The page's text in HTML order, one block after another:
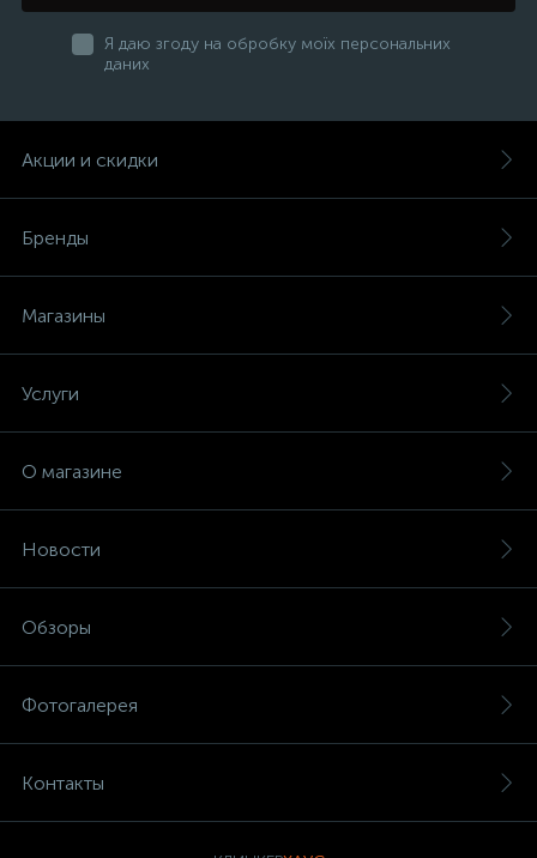
Я даю згоду на обробку моїх персональних
даних
Акции и скидки
Бренды
Магазины
Услуги
О магазине
Новости
Обзоры
Фотогалерея
Контакты